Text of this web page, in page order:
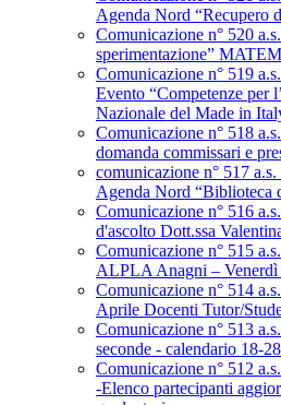
Agenda Nord “Recupero
Comunicazione n° 520
sperimentazione”
Comunicazione n° 519
Evento “Competenze per
Nazionale del Made in
Comunicazione n° 518
domanda commissari e
comunicazione n° 517
Agenda Nord “Biblioteca
Comunicazione n° 516
d'ascolto Dott.ssa
Comunicazione n° 515
ALPLA Anagni – Venerdì
Comunicazione n° 514
Aprile Docenti Tutor/
Comunicazione n° 513
seconde - calendario 18-
Comunicazione n° 512
-Elenco partecipanti